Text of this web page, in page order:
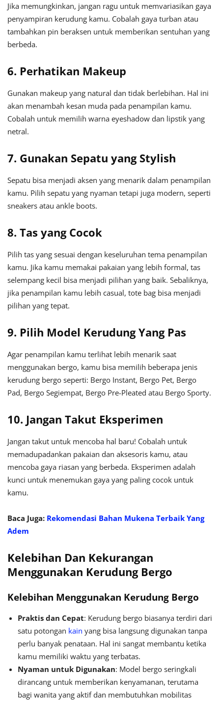
Jika memungkinkan, jangan ragu untuk memvariasikan gaya
penyampiran kerudung kamu. Cobalah gaya turban atau
tambahkan pin beraksen untuk memberikan sentuhan yang
berbeda.
6. Perhatikan Makeup
Gunakan makeup yang natural dan tidak berlebihan. Hal ini
akan menambah kesan muda pada penampilan kamu.
Cobalah untuk memilih warna eyeshadow dan lipstik yang
netral.
7. Gunakan Sepatu yang Stylish
Sepatu bisa menjadi aksen yang menarik dalam penampilan
kamu. Pilih sepatu yang nyaman tetapi juga modern, seperti
sneakers atau ankle boots.
8. Tas yang Cocok
Pilih tas yang sesuai dengan keseluruhan tema penampilan
kamu. Jika kamu memakai pakaian yang lebih formal, tas
selempang kecil bisa menjadi pilihan yang baik. Sebaliknya,
jika penampilan kamu lebih casual, tote bag bisa menjadi
pilihan yang tepat.
9. Pilih Model Kerudung Yang Pas
Agar penampilan kamu terlihat lebih menarik saat
menggunakan bergo, kamu bisa memilih beberapa jenis
kerudung bergo seperti: Bergo Instant, Bergo Pet, Bergo
Pad, Bergo Segiempat, Bergo Pre-Pleated atau Bergo Sporty.
10. Jangan Takut Eksperimen
Jangan takut untuk mencoba hal baru! Cobalah untuk
memadupadankan pakaian dan aksesoris kamu, atau
mencoba gaya riasan yang berbeda. Eksperimen adalah
kunci untuk menemukan gaya yang paling cocok untuk
kamu.
Baca Juga: Rekomendasi Bahan Mukena Terbaik Yang
Adem
Kelebihan Dan Kekurangan
Menggunakan Kerudung Bergo
Kelebihan Menggunakan Kerudung Bergo
Praktis dan Cepat: Kerudung bergo biasanya terdiri dari
satu potongan kain yang bisa langsung digunakan tanpa
perlu banyak penataan. Hal ini sangat membantu ketika
kamu memiliki waktu yang terbatas.
Nyaman untuk Digunakan: Model bergo seringkali
dirancang untuk memberikan kenyamanan, terutama
bagi wanita yang aktif dan membutuhkan mobilitas